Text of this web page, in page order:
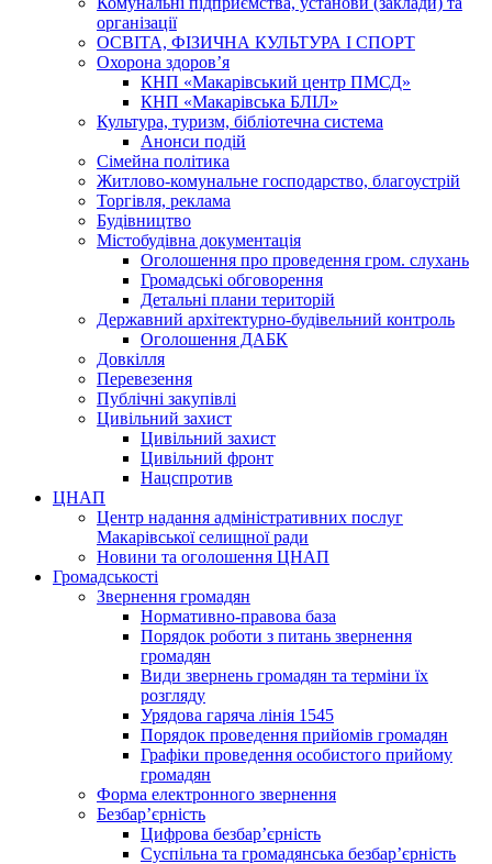
організації
ОСВІТА, ФІЗИЧНА КУЛЬТУРА І СПОРТ
Охорона здоров’я
КНП «Макарівський центр ПМСД»
КНП «Макарівська БЛІЛ»
Культура, туризм, бібліотечна система
Анонси подій
Сімейна політика
Житлово-комунальне господарство, благоустрій
Торгівля, реклама
Будівництво
Містобудівна документація
Оголошення про проведення гром. слухань
Громадські обговорення
Детальні плани територій
Державний архітектурно-будівельний контроль
Оголошення ДАБК
Довкілля
Перевезення
Публічні закупівлі
Цивільний захист
Цивільний захист
Цивільний фронт
Нацспротив
ЦНАП
Центр надання адміністративних послуг
Макарівської селищної ради
Новини та оголошення ЦНАП
Громадськості
Звернення громадян
Нормативно-правова база
Порядок роботи з питань звернення
громадян
Види звернень громадян та терміни їх
розгляду
Урядова гаряча лінія 1545
Порядок проведення прийомів громадян
Графіки проведення особистого прийому
громадян
Форма електронного звернення
Безбар’єрність
Цифрова безбар’єрність
Суспільна та громадянська безбар’єрність